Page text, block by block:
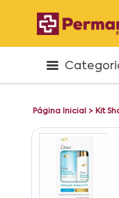
Página Inicial > Kit